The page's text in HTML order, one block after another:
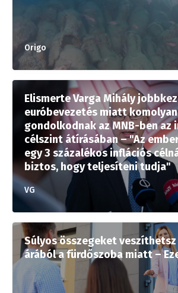
Origo
Elismerte Varga Mihály
euróbevezetés miatt komolyan
gondolkodnak az MNB-ben az
célszint átírásában – "Az
egy 3 százalékos inflációs
biztos, hogy teljesíteni tudja"
VG
Súlyos összegeket
árából a fürdőszoba miatt –